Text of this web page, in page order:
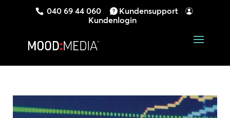
040 69 44 060
Kundensupport
Kundenlogin